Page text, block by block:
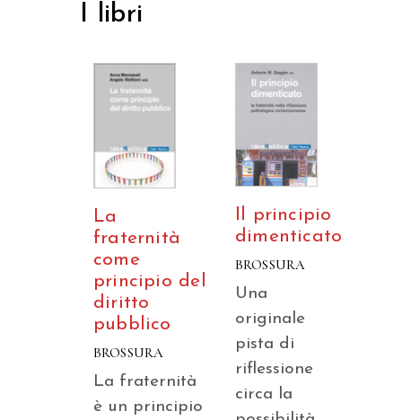
I libri
La
fraternità
come
principio del
diritto
pubblico
BROSSURA
La fraternità
è un principio
Il principio
dimenticato
BROSSURA
Una
originale
pista di
riflessione
circa la